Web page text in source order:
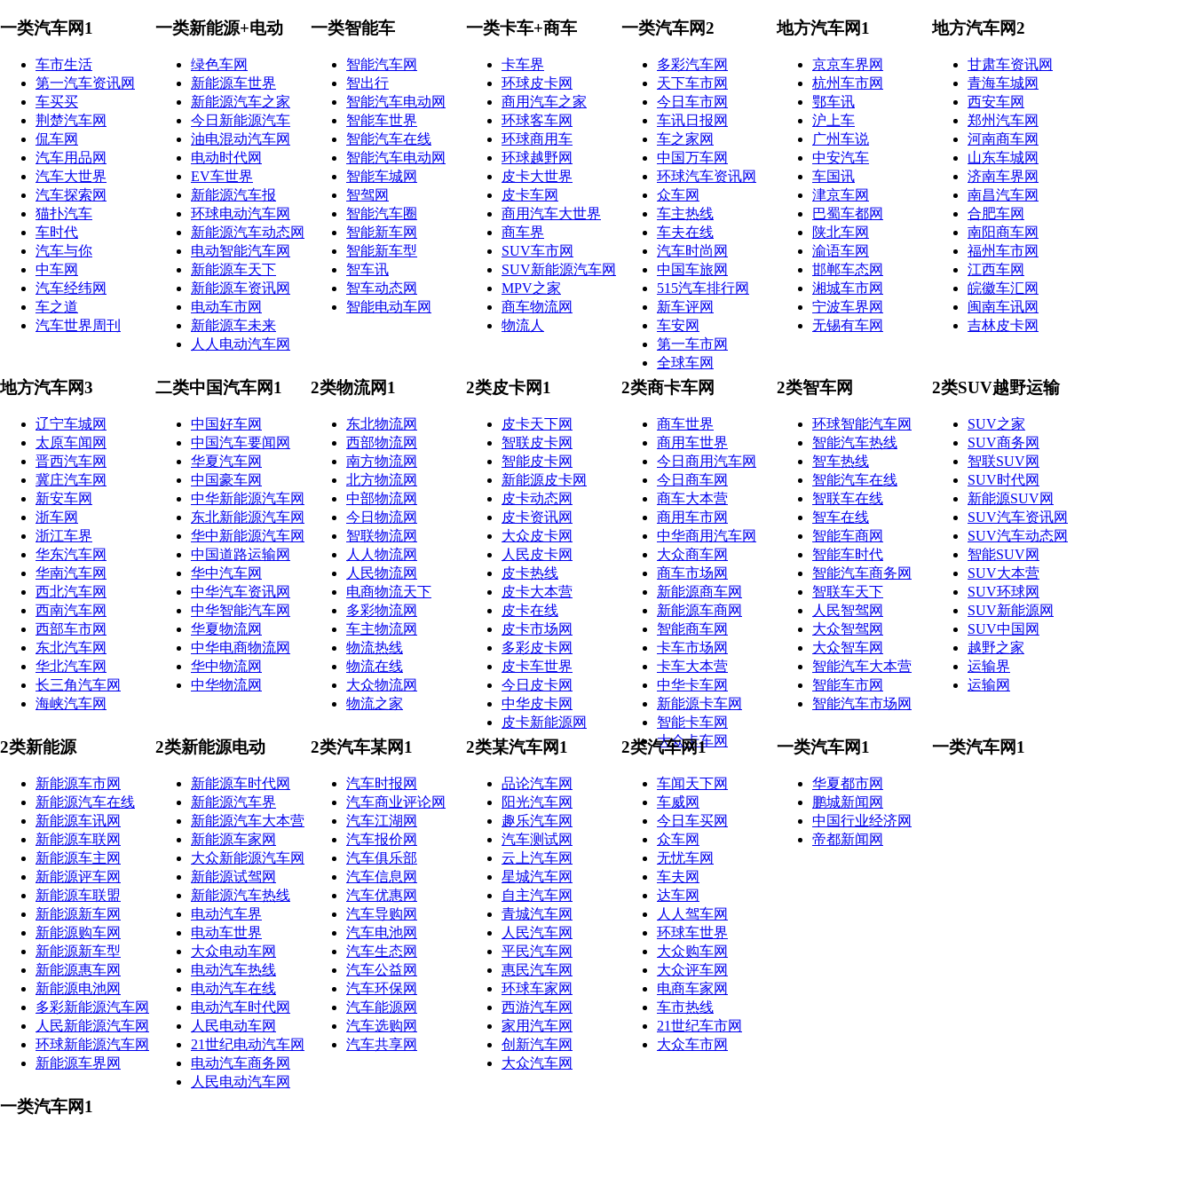
一类汽车网1
车市生活
第一汽车资讯网
车买买
荆楚汽车网
侃车网
汽车用品网
汽车大世界
汽车探索网
猫扑汽车
车时代
汽车与你
中车网
汽车经纬网
车之道
汽车世界周刊
一类新能源+电动
绿色车网
新能源车世界
新能源汽车之家
今日新能源汽车
油电混动汽车网
电动时代网
EV车世界
新能源汽车报
环球电动汽车网
新能源汽车动态网
电动智能汽车网
新能源车天下
新能源车资讯网
电动车市网
新能源车未来
人人电动汽车网
一类智能车
智能汽车网
智出行
智能汽车电动网
智能车世界
智能汽车在线
智能汽车电动网
智能车城网
智驾网
智能汽车圈
智能新车网
智能新车型
智车讯
智车动态网
智能电动车网
一类卡车+商车
卡车界
环球皮卡网
商用汽车之家
环球客车网
环球商用车
环球越野网
皮卡大世界
皮卡车网
商用汽车大世界
商车界
SUV车市网
SUV新能源汽车网
MPV之家
商车物流网
物流人
一类汽车网2
多彩汽车网
天下车市网
今日车市网
车讯日报网
车之家网
中国万车网
环球汽车资讯网
众车网
车主热线
车夫在线
汽车时尚网
中国车旅网
515汽车排行网
新车评网
车安网
第一车市网
全球车网
地方汽车网1
京京车界网
杭州车市网
鄂车讯
沪上车
广州车说
中安汽车
车国讯
津京车网
巴蜀车都网
陕北车网
渝语车网
邯郸车态网
湘城车市网
宁波车界网
无锡有车网
地方汽车网2
甘肃车资讯网
青海车城网
西安车网
郑州汽车网
河南商车网
山东车城网
济南车界网
南昌汽车网
合肥车网
南阳商车网
福州车市网
江西车网
皖徽车汇网
闽南车讯网
吉林皮卡网
地方汽车网3
辽宁车城网
太原车闻网
晋西汽车网
冀庄汽车网
新安车网
浙车网
浙江车界
华东汽车网
华南汽车网
西北汽车网
西南汽车网
西部车市网
东北汽车网
华北汽车网
长三角汽车网
海峡汽车网
二类中国汽车网1
中国好车网
中国汽车要闻网
华夏汽车网
中国豪车网
中华新能源汽车网
东北新能源汽车网
华中新能源汽车网
中国道路运输网
华中汽车网
中华汽车资讯网
中华智能汽车网
华夏物流网
中华电商物流网
华中物流网
中华物流网
2类物流网1
东北物流网
西部物流网
南方物流网
北方物流网
中部物流网
今日物流网
智联物流网
人人物流网
人民物流网
电商物流天下
多彩物流网
车主物流网
物流热线
物流在线
大众物流网
物流之家
2类皮卡网1
皮卡天下网
智联皮卡网
智能皮卡网
新能源皮卡网
皮卡动态网
皮卡资讯网
大众皮卡网
人民皮卡网
皮卡热线
皮卡大本营
皮卡在线
皮卡市场网
多彩皮卡网
皮卡车世界
今日皮卡网
中华皮卡网
皮卡新能源网
2类商卡车网
商车世界
商用车世界
今日商用汽车网
今日商车网
商车大本营
商用车市网
中华商用汽车网
大众商车网
商车市场网
新能源商车网
新能源车商网
智能商车网
卡车市场网
卡车大本营
中华卡车网
新能源卡车网
智能卡车网
大众卡车网
2类智车网
环球智能汽车网
智能汽车热线
智车热线
智能汽车在线
智联车在线
智车在线
智能车商网
智能车时代
智能汽车商务网
智联车天下
人民智驾网
大众智驾网
大众智车网
智能汽车大本营
智能车市网
智能汽车市场网
2类SUV越野运输
SUV之家
SUV商务网
智联SUV网
SUV时代网
新能源SUV网
SUV汽车资讯网
SUV汽车动态网
智能SUV网
SUV大本营
SUV环球网
SUV新能源网
SUV中国网
越野之家
运输界
运输网
2类新能源
新能源车市网
新能源汽车在线
新能源车讯网
新能源车联网
新能源车主网
新能源评车网
新能源车联盟
新能源新车网
新能源购车网
新能源新车型
新能源惠车网
新能源电池网
多彩新能源汽车网
人民新能源汽车网
环球新能源汽车网
新能源车界网
2类新能源电动
新能源车时代网
新能源汽车界
新能源汽车大本营
新能源车家网
大众新能源汽车网
新能源试驾网
新能源汽车热线
电动汽车界
电动车世界
大众电动车网
电动汽车热线
电动汽车在线
电动汽车时代网
人民电动车网
21世纪电动汽车网
电动汽车商务网
人民电动汽车网
2类汽车某网1
汽车时报网
汽车商业评论网
汽车江湖网
汽车报价网
汽车俱乐部
汽车信息网
汽车优惠网
汽车导购网
汽车电池网
汽车生态网
汽车公益网
汽车环保网
汽车能源网
汽车选购网
汽车共享网
2类某汽车网1
品论汽车网
阳光汽车网
趣乐汽车网
汽车测试网
云上汽车网
星城汽车网
自主汽车网
青城汽车网
人民汽车网
平民汽车网
惠民汽车网
环球车家网
西游汽车网
家用汽车网
创新汽车网
大众汽车网
2类汽车网1
车闻天下网
车威网
今日车买网
众车网
无忧车网
车夫网
达车网
人人驾车网
环球车世界
大众购车网
大众评车网
电商车家网
车市热线
21世纪车市网
大众车市网
一类汽车网1
华夏都市网
鹏城新闻网
中国行业经济网
帝都新闻网
一类汽车网1
一类汽车网1